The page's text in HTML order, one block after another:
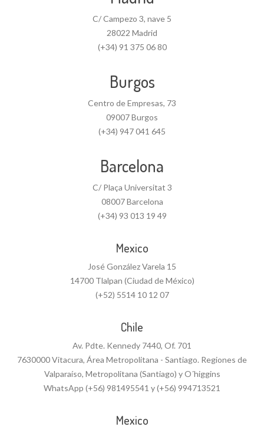
C/ Campezo 3, nave 5
28022 Madrid
(+34) 91 375 06 80
Burgos
Centro de Empresas, 73
09007 Burgos
(+34) 947 041 645
Barcelona
C/ Plaça Universitat 3
08007 Barcelona
(+34) 93 013 19 49
Mexico
José González Varela 15
14700 Tlalpan (Ciudad de México)
(+52) 5514 10 12 07
Chile
Av. Pdte. Kennedy 7440, Of. 701
7630000 Vitacura, Área Metropolitana - Santiago. Regiones de
Valparaíso, Metropolitana (Santiago) y O´higgins
WhatsApp (+56) 981495541 y (+56) 994713521
Mexico